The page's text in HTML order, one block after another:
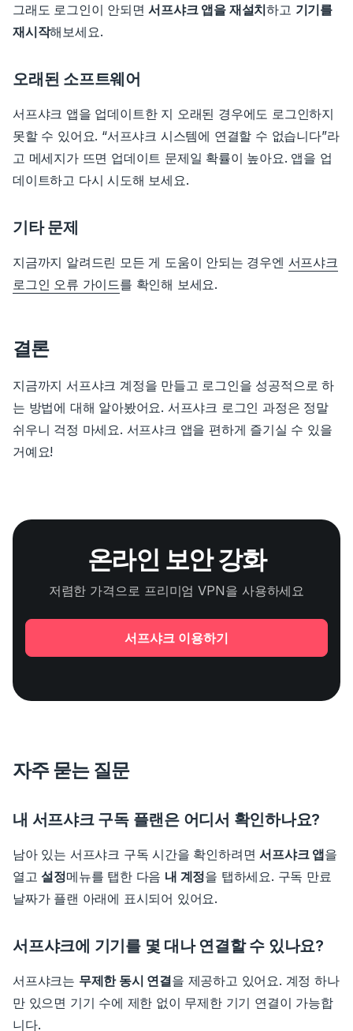
그래도 로그인이 안되면서프샤크 앱을 재설치하고 기기를
재시작해보세요.
오래된 소프트웨어
서프샤크 앱을 업데이트한 지 오래된 경우에도 로그인하지
못할 수 있어요. “서프샤크 시스템에 연결할 수 없습니다”라
고 메세지가 뜨면 업데이트 문제일 확률이 높아요. 앱을 업
데이트하고 다시 시도해 보세요.
기타 문제
지금까지 알려드린 모든 게 도움이 안되는 경우엔 서프샤크
로그인 오류 가이드를 확인해 보세요.
결론
지금까지 서프샤크 계정을 만들고 로그인을 성공적으로 하
는 방법에 대해 알아봤어요. 서프샤크 로그인 과정은 정말
쉬우니 걱정 마세요. 서프샤크 앱을 편하게 즐기실 수 있을
거예요!
온라인 보안 강화
저렴한 가격으로 프리미엄 VPN을 사용하세요
서프샤크 이용하기
자주 묻는 질문
내 서프샤크 구독 플랜은 어디서 확인하나요?
남아 있는 서프샤크 구독 시간을 확인하려면서프샤크 앱을
열고설정메뉴를 탭한 다음 내 계정을 탭하세요. 구독 만료
날짜가 플랜 아래에 표시되어 있어요.
서프샤크에 기기를 몇 대나 연결할 수 있나요?
서프샤크는 무제한 동시 연결을 제공하고 있어요. 계정 하나
만 있으면 기기 수에 제한 없이 무제한 기기 연결이 가능합
니다.